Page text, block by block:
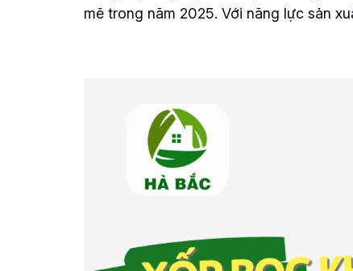
mẽ trong năm 2025. Với năng lực sản